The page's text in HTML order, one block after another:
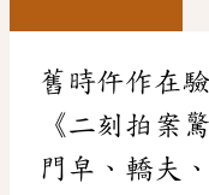
舊時仵作在
《二刻拍案
門皁、轎夫